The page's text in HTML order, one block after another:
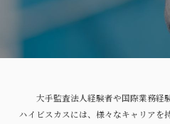
大手監査法人経験者や国際業務経
ハイビスカスには、様々なキャリアを